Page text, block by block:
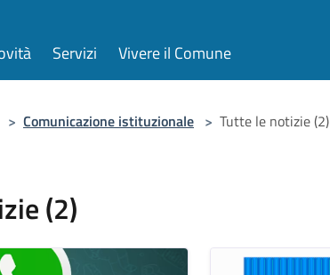
Servizi Vivere il Comune
> Comunicazione istituzionale > Tutte le notizie (2)
(2)